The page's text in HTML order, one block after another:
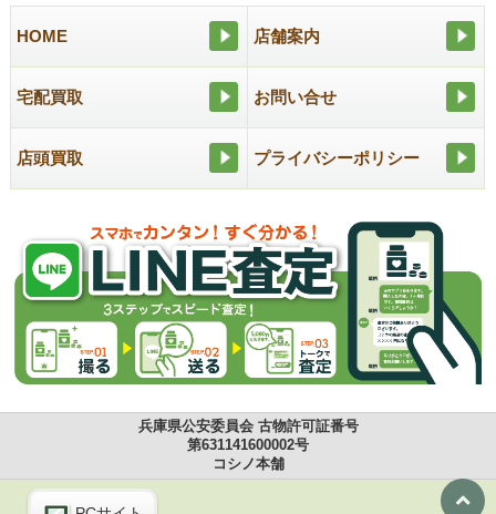
HOME 店舗案内
宅配買取 お問い合せ
店頭買取 プライバシーポリシー
兵庫県公安委員会 古物許可証番号
第631141600002号
コシノ本舗